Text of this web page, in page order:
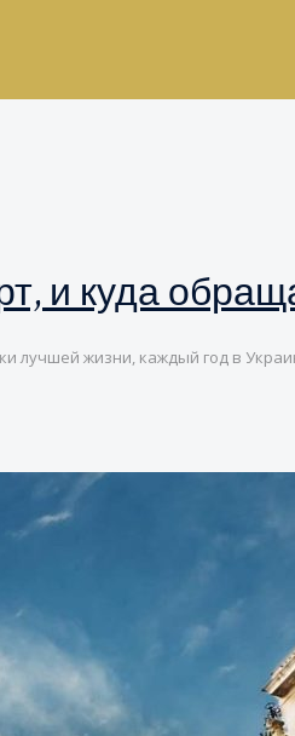
и куда
лучшей жизни, каждый год в